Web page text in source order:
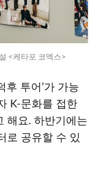
<케타포 코엑스>
후 투어’가 가능
K-문화를 접한
해요. 하반기에는
로 공유할 수 있